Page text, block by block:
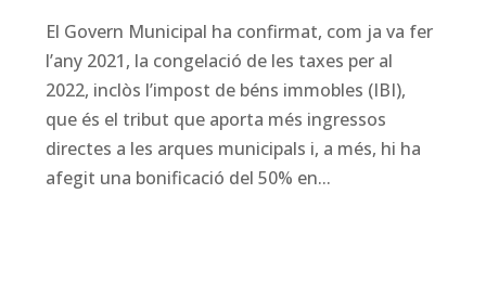
El Govern Municipal ha confirmat, com ja va fer
l’any 2021, la congelació de les taxes per al
2022, inclòs l’impost de béns immobles (IBI),
que és el tribut que aporta més ingressos
directes a les arques municipals i, a més, hi ha
afegit una bonificació del 50% en...